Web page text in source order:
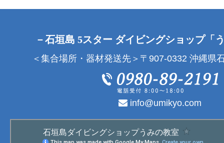
－石垣島 5スター ダイビングショップ「
＜集合場所・器材発送先＞〒907-0332 沖縄県
info@umikyo.com